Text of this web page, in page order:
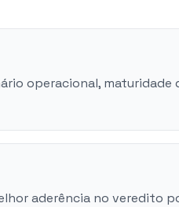
operacional, maturidade
aderência no veredito